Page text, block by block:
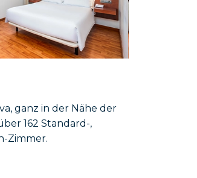
ganz in der Nähe der
162 Standard-,
Zimmer.